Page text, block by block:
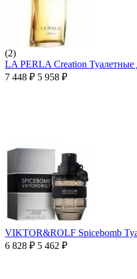
(2)
LA PERLA Creation Туалетные
7 448 ₽ 5 958 ₽
VIKTOR&ROLF Spicebomb
6 828 ₽ 5 462 ₽